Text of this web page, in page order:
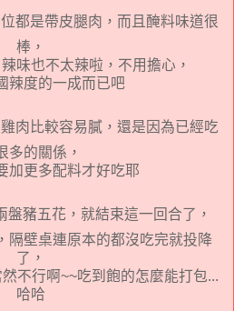
都是帶皮腿肉，而且醃料味道很
棒，
味也不太辣啦，不用擔心，
辣度的一成而已吧
肉比較容易膩，還是因為已經吃
多的關係，
加更多配料才好吃耶
盤豬五花，就結束這一回合了，
隔壁桌連原本的都沒吃完就投降
了，
不行啊~~吃到飽的怎麼能打包...
哈哈